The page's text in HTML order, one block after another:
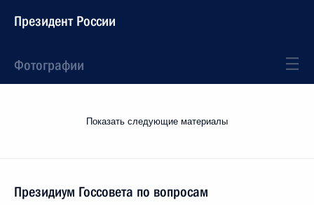
Президент России
Фотографии
Показать следующие материалы
Президиум Госсовета по вопросам